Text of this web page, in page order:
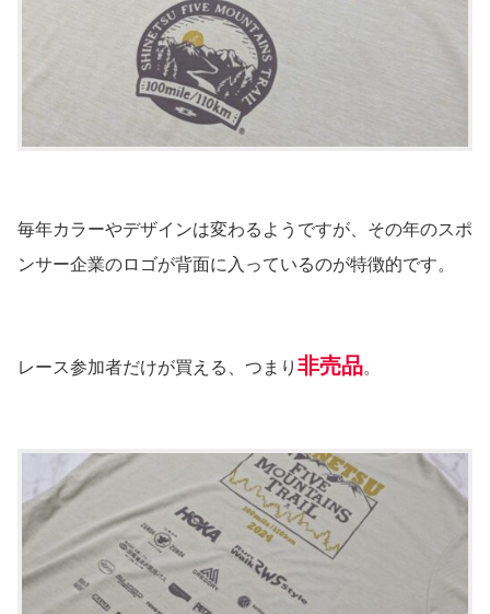
毎年カラーやデザインは変わるようですが、その年のスポ
ンサー企業のロゴが背面に入っているのが特徴的です。
レース参加者だけが買える、つまり 非売品。